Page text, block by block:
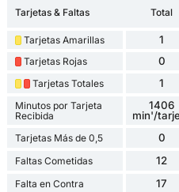
Tarjetas & Faltas Total
Tarjetas Amarillas 1
Tarjetas Rojas 0
Tarjetas Totales 1
Minutos por Tarjeta
Recibida
1406
min'/
Tarjetas Más de 0,5 0
Faltas Cometidas 12
Falta en Contra 17